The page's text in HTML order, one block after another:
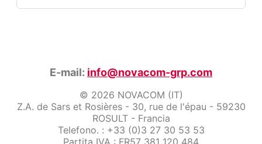
E-mail: info@novacom-grp.com
© 2026 NOVACOM (IT)
Z.A. de Sars et Rosières - 30, rue de l'épau - 59230
ROSULT - Francia
Telefono. : +33 (0)3 27 30 53 53